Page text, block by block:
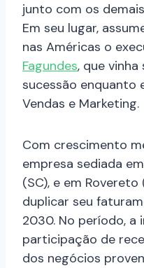
junto com os
Em seu lugar,
nas Américas o
Fagundes, que
sucessão enquanto
Vendas e Marketing.
Com crescimento
empresa sediada
(SC), e em
duplicar seu
2030. No período, a
participação de
dos negócios